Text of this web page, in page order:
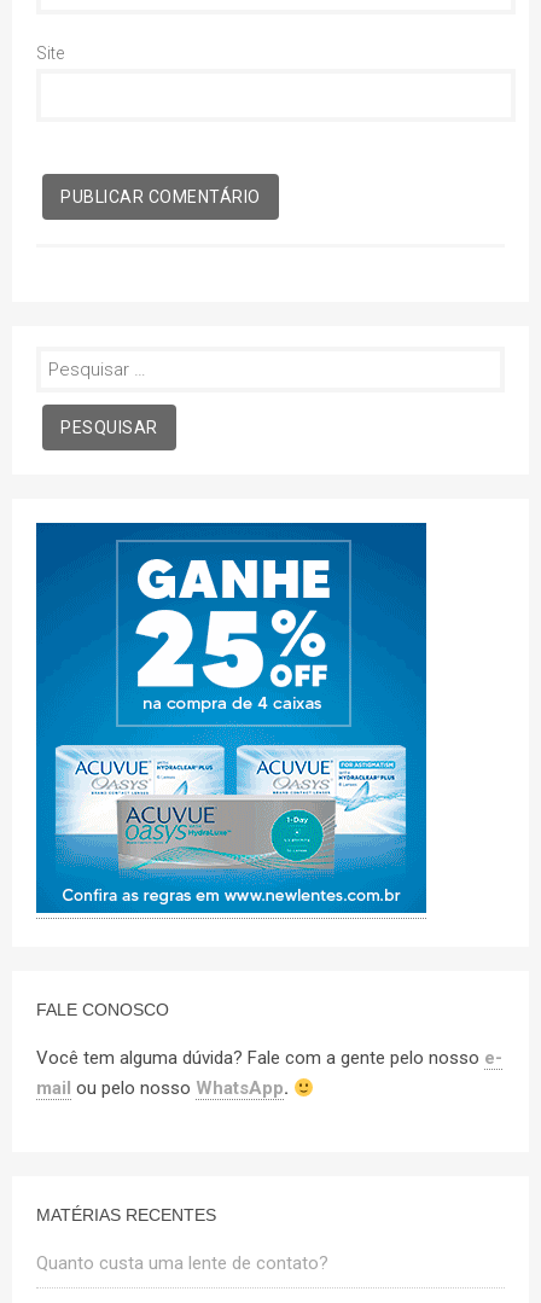
Site
Pesquisar
FALE CONOSCO
Você tem alguma dúvida? Fale com a gente pelo nosso e-
mail ou pelo nosso WhatsApp.
MATÉRIAS RECENTES
Quanto custa uma lente de contato?